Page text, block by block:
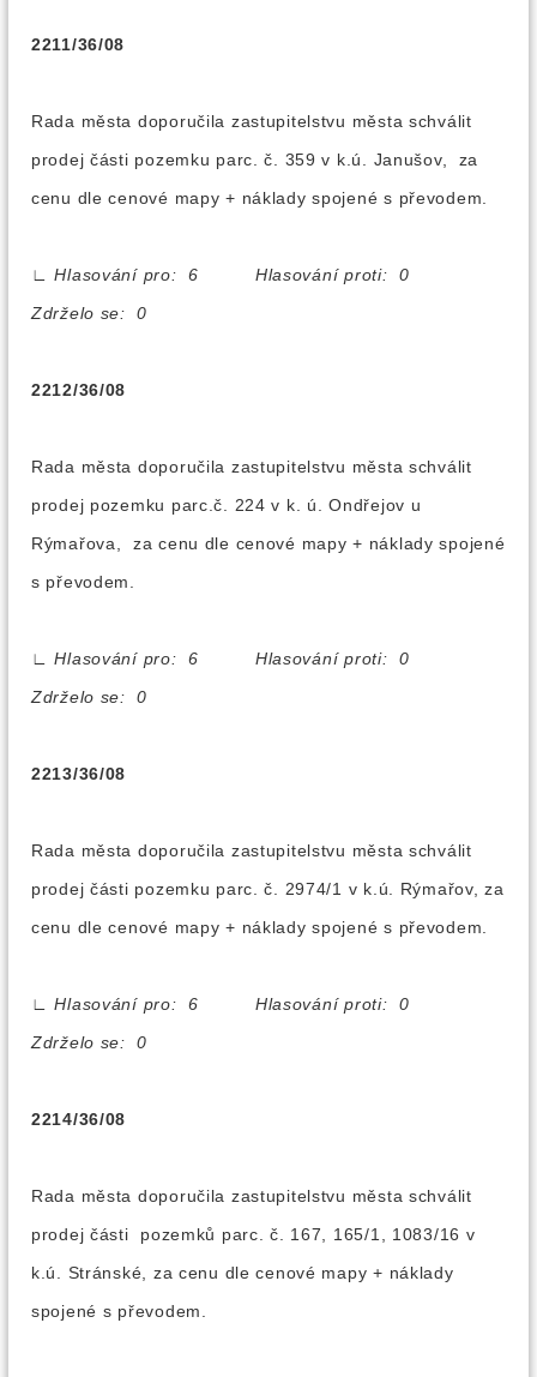
2211/36/08
Rada města doporučila zastupitelstvu města schválit
prodej části pozemku parc. č. 359 v k.ú. Janušov, za
cenu dle cenové mapy + náklady spojené s převodem.
∟
Hlasování pro: 6 Hlasování proti: 0
Zdrželo se: 0
2212/36/08
Rada města doporučila zastupitelstvu města schválit
prodej pozemku parc.č. 224 v k. ú. Ondřejov u
Rýmařova, za cenu dle cenové mapy + náklady spojené
s převodem.
∟
Hlasování pro: 6 Hlasování proti: 0
Zdrželo se: 0
2213/36/08
Rada města doporučila zastupitelstvu města schválit
prodej části pozemku parc. č. 2974/1 v k.ú. Rýmařov, za
cenu dle cenové mapy + náklady spojené s převodem.
∟
Hlasování pro: 6 Hlasování proti: 0
Zdrželo se: 0
2214/36/08
Rada města doporučila zastupitelstvu města schválit
prodej části pozemků parc. č. 167, 165/1, 1083/16 v
k.ú. Stránské, za cenu dle cenové mapy + náklady
spojené s převodem.